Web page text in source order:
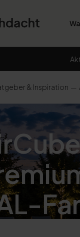
& Inspiration